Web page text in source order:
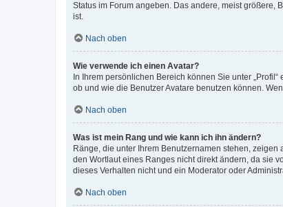
Status im Forum angeben. Das andere, meist größere,
ist.
Nach oben
Wie verwende ich einen Avatar?
In Ihrem persönlichen Bereich können Sie unter
ob und wie die Benutzer Avatare benutzen können.
Nach oben
Was ist mein Rang und wie kann ich ihn ändern?
Ränge, die unter Ihrem Benutzernamen stehen,
den Wortlaut eines Ranges nicht direkt ändern, da sie
dieses Verhalten nicht und ein Moderator oder
Nach oben